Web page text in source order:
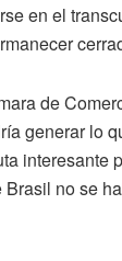
en el
de
generar lo
interesante
no se